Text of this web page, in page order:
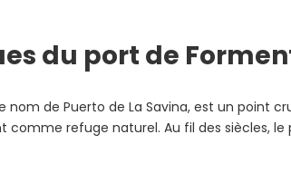
du port de
de Puerto de La Savina, est un point
comme refuge naturel. Au fil des siècles,